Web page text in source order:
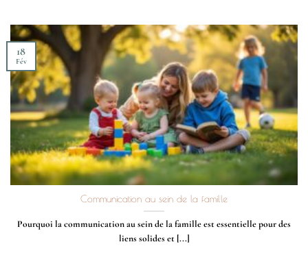
Communication au sein de la famille
Pourquoi la communication au sein de la famille est essentielle pour des
liens solides et [...]
18
Fév